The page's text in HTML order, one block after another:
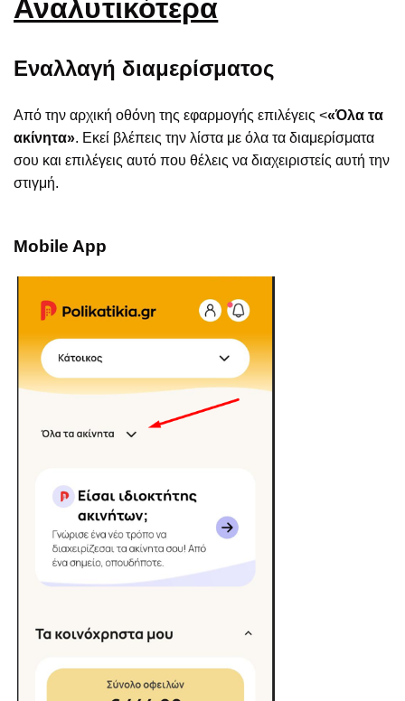
Αναλυτικότερα
Εναλλαγή διαμερίσματος
Από την αρχική οθόνη της εφαρμογής επιλέγεις <«Όλα τα
ακίνητα». Εκεί βλέπεις την λίστα με όλα τα διαμερίσματα
σου και επιλέγεις αυτό που θέλεις να διαχειριστείς αυτή την
στιγμή.
Mobile App